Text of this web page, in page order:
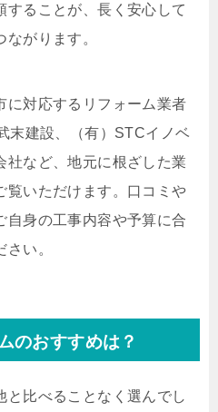
することが、長く安心して
がります。
に対応するリフォーム業者
末建設、（有）STCイノベ
社など、地元に根ざした業
覧いただけます。口コミや
自身の工事内容や予算に合
い。
のおすすめは？
と比べることなく選んでし